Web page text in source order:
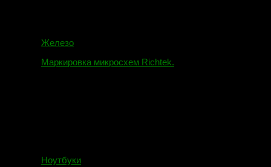
Железо
Маркировка микросхем Richtek.
Ноутбуки